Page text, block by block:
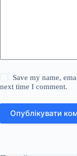
Save my name,
next time I comment.
Опублікувати